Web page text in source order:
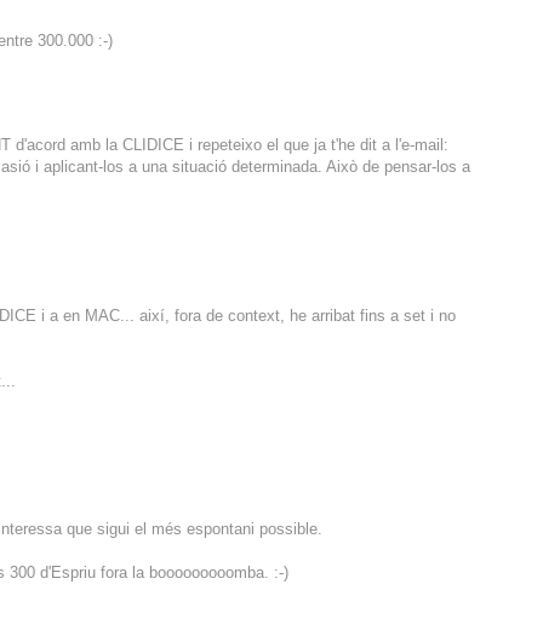
300.000 :-)
d'acord amb la CLIDICE i repeteixo el que ja t'he dit a l'e-mail:
i aplicant-los a una situació determinada. Això de pensar-los a
i a en MAC... així, fora de context, he arribat fins a set i no
que sigui el més espontani possible.
d'Espriu fora la booooooooomba. :-)